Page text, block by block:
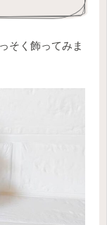
そく飾ってみま